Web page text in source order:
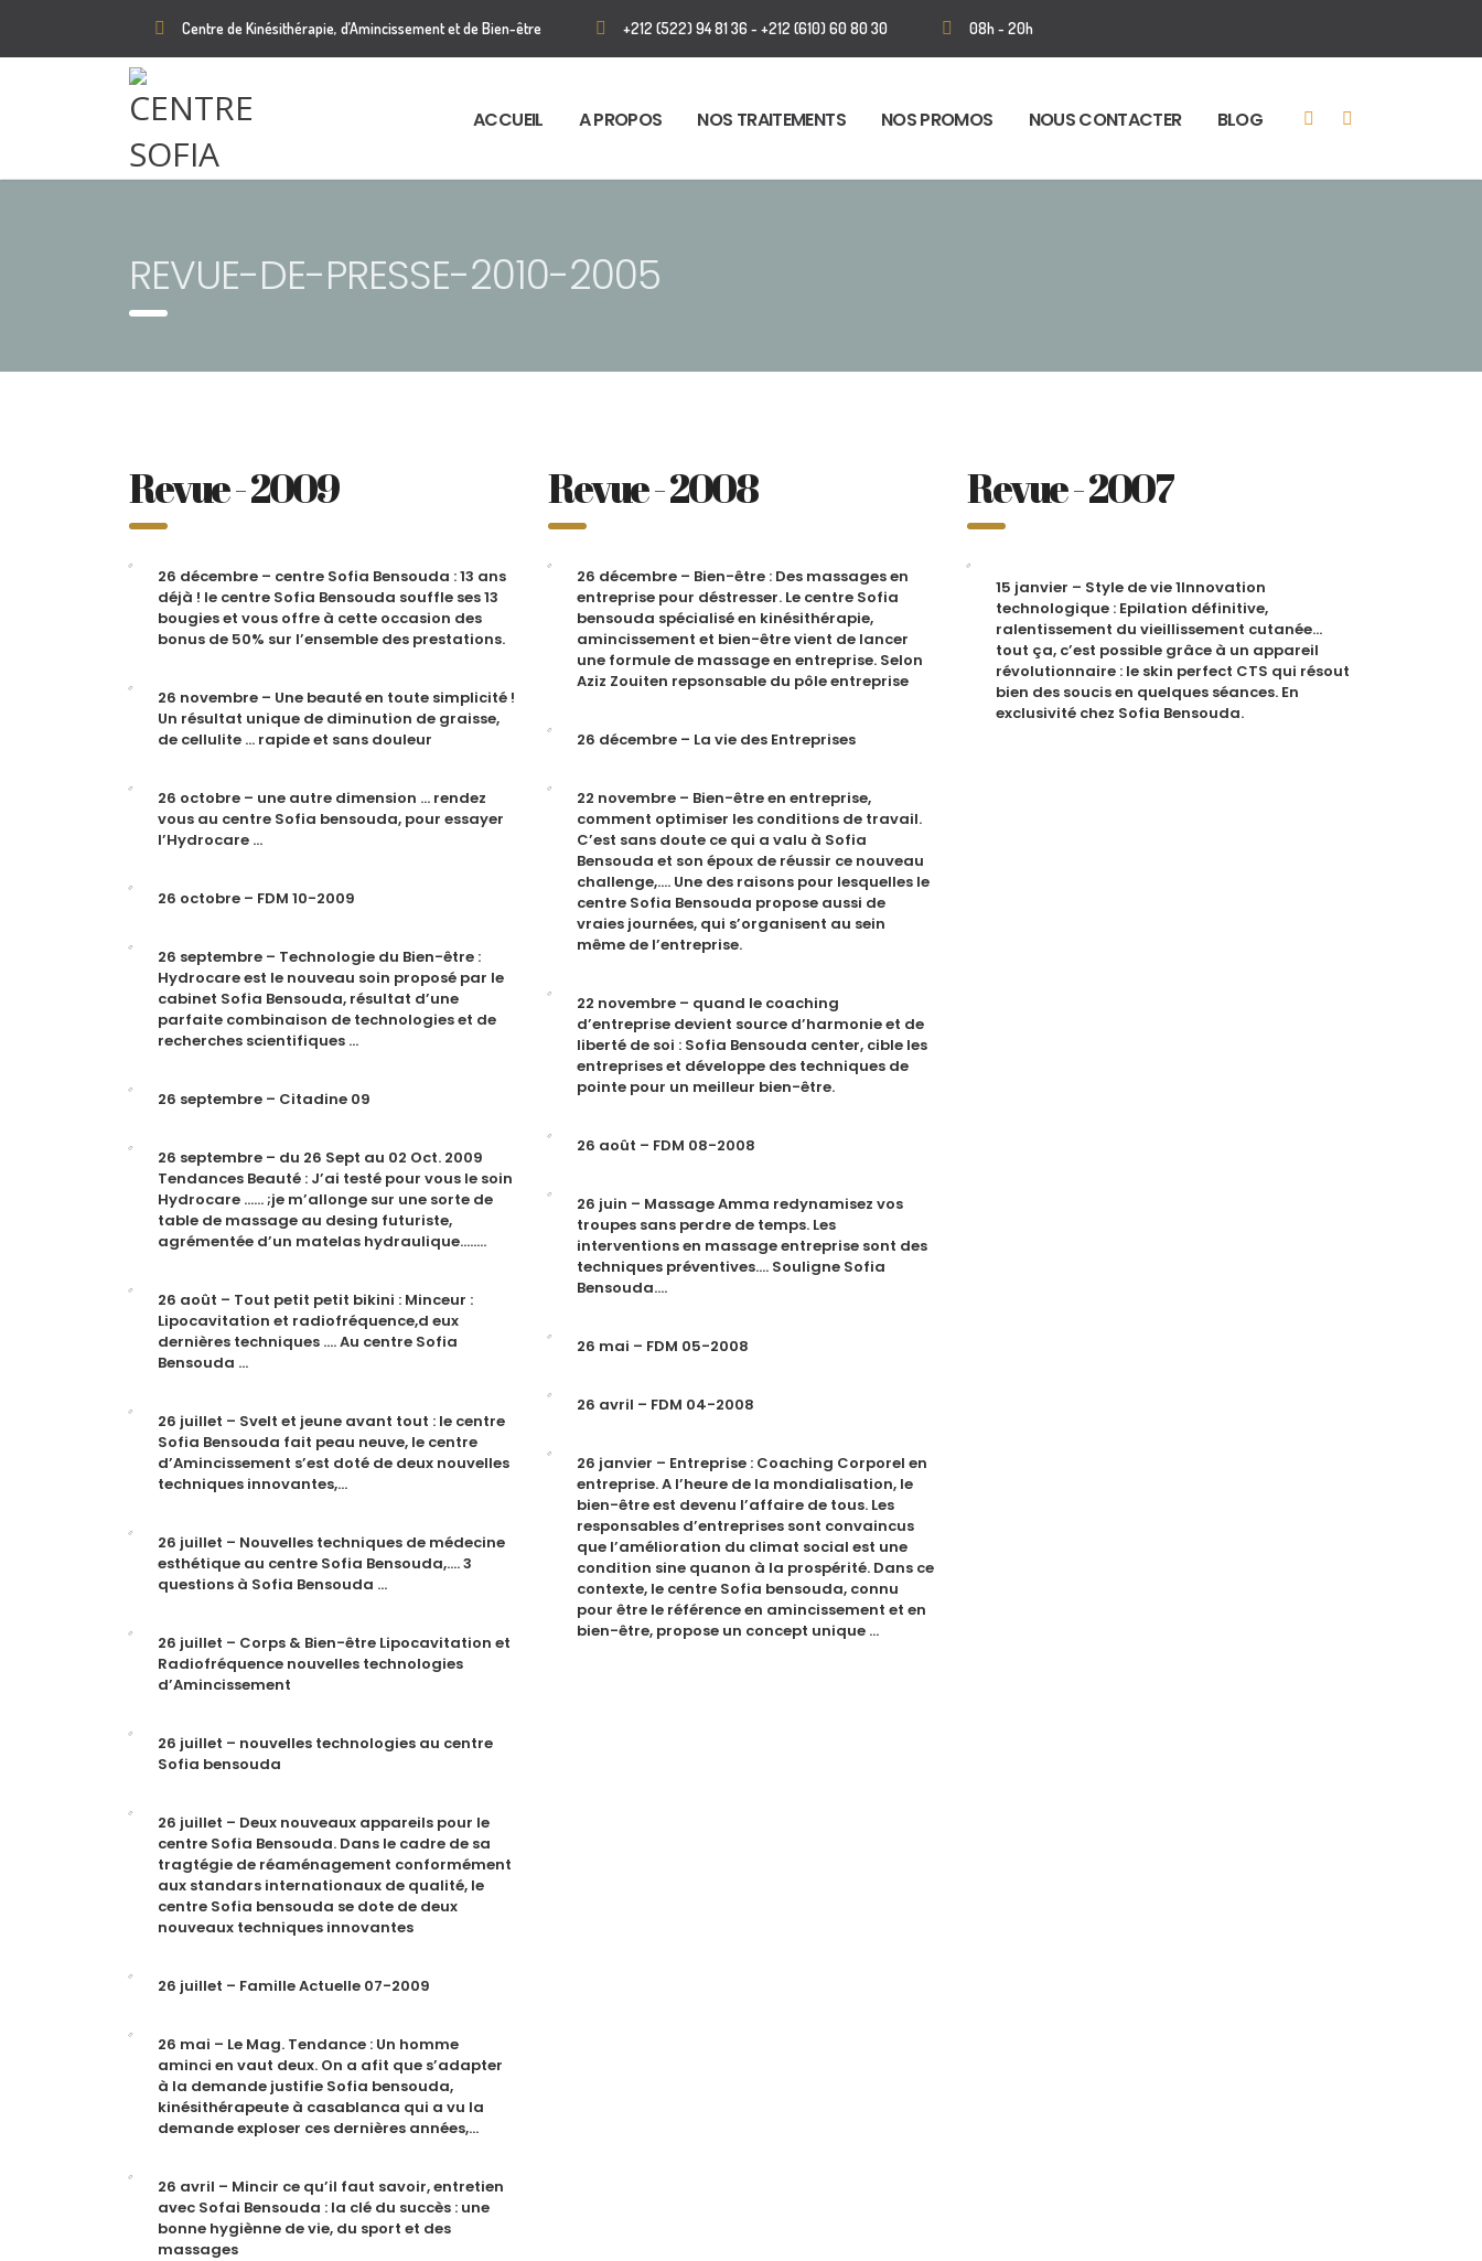
Centre de Kinésithérapie, d’Amincissement et de Bien-être +212 (522) 94 81 36 - +212 (610) 60 80 30 08h - 20h
ACCUEIL A PROPOS NOS TRAITEMENTS NOS PROMOS NOUS CONTACTER BLOG
REVUE-DE-PRESSE-2010-2005
Revue - 2009
26 décembre – centre Sofia Bensouda : 13 ans
déjà ! le centre Sofia Bensouda souffle ses 13
bougies et vous offre à cette occasion des
bonus de 50% sur l’ensemble des prestations.
26 novembre – Une beauté en toute simplicité !
Un résultat unique de diminution de graisse,
de cellulite … rapide et sans douleur
26 octobre – une autre dimension … rendez
vous au centre Sofia bensouda, pour essayer
l’Hydrocare …
26 octobre – FDM 10-2009
26 septembre – Technologie du Bien-être :
Hydrocare est le nouveau soin proposé par le
cabinet Sofia Bensouda, résultat d’une
parfaite combinaison de technologies et de
recherches scientifiques …
26 septembre – Citadine 09
26 septembre – du 26 Sept au 02 Oct. 2009
Tendances Beauté : J’ai testé pour vous le soin
Hydrocare …… ;je m’allonge sur une sorte de
table de massage au desing futuriste,
agrémentée d’un matelas hydraulique……..
26 août – Tout petit petit bikini : Minceur :
Lipocavitation et radiofréquence,d eux
dernières techniques …. Au centre Sofia
Bensouda …
26 juillet – Svelt et jeune avant tout : le centre
Sofia Bensouda fait peau neuve, le centre
d’Amincissement s’est doté de deux nouvelles
techniques innovantes,…
26 juillet – Nouvelles techniques de médecine
esthétique au centre Sofia Bensouda,…. 3
questions à Sofia Bensouda …
26 juillet – Corps & Bien-être Lipocavitation et
Radiofréquence nouvelles technologies
d’Amincissement
26 juillet – nouvelles technologies au centre
Sofia bensouda
26 juillet – Deux nouveaux appareils pour le
centre Sofia Bensouda. Dans le cadre de sa
tragtégie de réaménagement conformément
aux standars internationaux de qualité, le
centre Sofia bensouda se dote de deux
nouveaux techniques innovantes
26 juillet – Famille Actuelle 07-2009
26 mai – Le Mag. Tendance : Un homme
aminci en vaut deux. On a afit que s’adapter
à la demande justifie Sofia bensouda,
kinésithérapeute à casablanca qui a vu la
demande exploser ces dernières années,…
26 avril – Mincir ce qu’il faut savoir, entretien
avec Sofai Bensouda : la clé du succès : une
bonne hygiènne de vie, du sport et des
massages
Revue - 2008
26 décembre – Bien-être : Des massages en
entreprise pour déstresser. Le centre Sofia
bensouda spécialisé en kinésithérapie,
amincissement et bien-être vient de lancer
une formule de massage en entreprise. Selon
Aziz Zouiten repsonsable du pôle entreprise
26 décembre – La vie des Entreprises
22 novembre – Bien-être en entreprise,
comment optimiser les conditions de travail.
C’est sans doute ce qui a valu à Sofia
Bensouda et son époux de réussir ce nouveau
challenge,…. Une des raisons pour lesquelles le
centre Sofia Bensouda propose aussi de
vraies journées, qui s’organisent au sein
même de l’entreprise.
22 novembre – quand le coaching
d’entreprise devient source d’harmonie et de
liberté de soi : Sofia Bensouda center, cible les
entreprises et développe des techniques de
pointe pour un meilleur bien-être.
26 août – FDM 08-2008
26 juin – Massage Amma redynamisez vos
troupes sans perdre de temps. Les
interventions en massage entreprise sont des
techniques préventives…. Souligne Sofia
Bensouda….
26 mai – FDM 05-2008
26 avril – FDM 04-2008
26 janvier – Entreprise : Coaching Corporel en
entreprise. A l’heure de la mondialisation, le
bien-être est devenu l’affaire de tous. Les
responsables d’entreprises sont convaincus
que l’amélioration du climat social est une
condition sine quanon à la prospérité. Dans ce
contexte, le centre Sofia bensouda, connu
pour être le référence en amincissement et en
bien-être, propose un concept unique …
Revue - 2007
15 janvier – Style de vie 1Innovation
technologique : Epilation définitive,
ralentissement du vieillissement cutanée…
tout ça, c’est possible grâce à un appareil
révolutionnaire : le skin perfect CTS qui résout
bien des soucis en quelques séances. En
exclusivité chez Sofia Bensouda.